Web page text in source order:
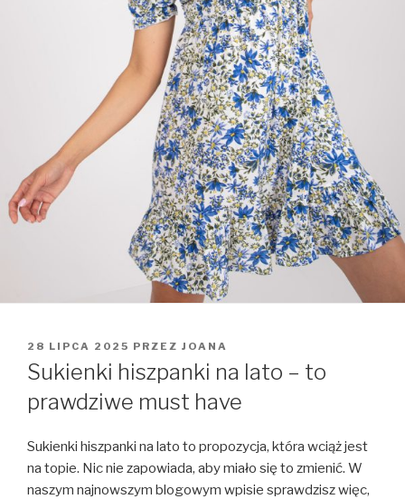
OPUBLIKOWANE
W
28 LIPCA 2025 PRZEZ JOANA
Sukienki hiszpanki na lato – to
prawdziwe must have
Sukienki hiszpanki na lato to propozycja, która wciąż jest
na topie. Nic nie zapowiada, aby miało się to zmienić. W
naszym najnowszym blogowym wpisie sprawdzisz więc,